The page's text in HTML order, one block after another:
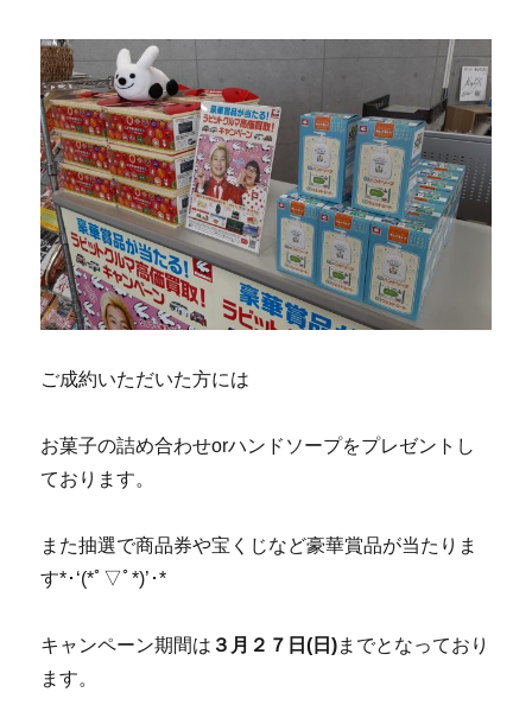
ご成約いただいた方には
お菓子の詰め合わせorハンドソープをプレゼントし
ております。
また抽選で商品券や宝くじなど豪華賞品が当たりま
す*･ ‘(*ﾟ▽ﾟ*)’ ･*
キャンペーン期間は ３月２７日(日)までとなっており
ます。